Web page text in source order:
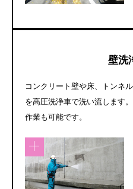
壁洗
コンクリート壁や床、トンネ
を高圧洗浄車で洗い流します
作業も可能です。